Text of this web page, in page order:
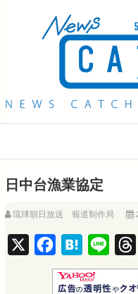
QAB
日中台漁業協定
琉球朝日放送 報道制作局
a
c
H
a
t
i
n